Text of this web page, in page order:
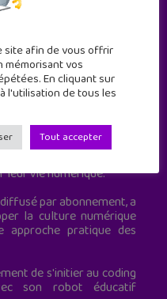
de culture numérique
le premier magazine
leur vie numérique.
par abonnement, a
la culture numérique
approche pratique des
de s'initier au coding
son robot éducatif
site afin de vous offrir
vos
En cliquant sur
l'utilisation de tous les
Tout accepter